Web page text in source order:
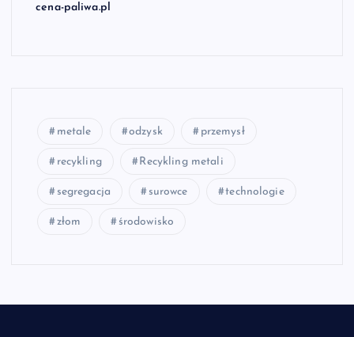
cena-paliwa.pl
metale odzysk przemysł
recykling Recykling metali
segregacja surowce technologie
złom środowisko